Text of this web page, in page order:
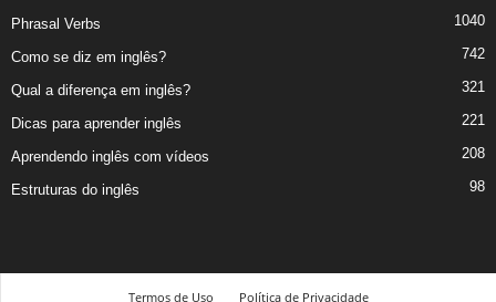
Phrasal Verbs 1040
Como se diz em inglês? 742
Qual a diferença em inglês? 321
Dicas para aprender inglês 221
Aprendendo inglês com vídeos 208
Estruturas do inglês 98
Termos de Uso Política de Privacidade